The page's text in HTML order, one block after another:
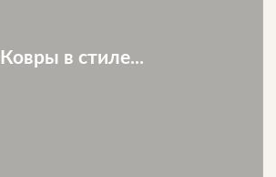
Ковры в стиле...